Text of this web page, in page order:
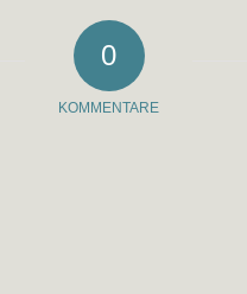
0
KOMMENTARE